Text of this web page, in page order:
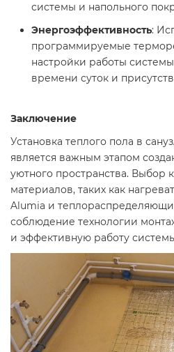
системы и напольного
Энергоэффективность:
программируемые
настройки работы
времени суток и
Заключение
Установка теплого пола в
является важным этапом
уютного пространства. Выбор
материалов, таких как
Alumia и
соблюдение технологии
и эффективную работу